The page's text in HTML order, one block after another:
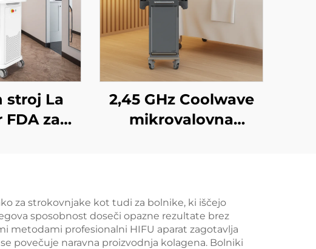
stroj La
za
za
telesa in
teže
2,45 GHz Coolwave
mikrovalovna
celulita, dvigovanje
in napenjanje kože
ter radiofrekvenčno
za strokovnjake kot tudi za bolnike, ki iščejo
sposobnost doseči opazne rezultate brez
metodami profesionalni HIFU aparat zagotavlja
povečuje naravna proizvodnja kolagena. Bolniki